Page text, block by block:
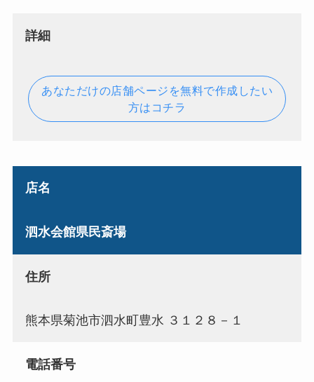
詳細
あなただけの店舗ページを無料で作成したい
方はコチラ
店名
泗水会館県民斎場
住所
熊本県菊池市泗水町豊水 ３１２８－１
電話番号